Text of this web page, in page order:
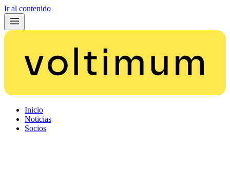
Ir al contenido
Inicio
Noticias
Socios